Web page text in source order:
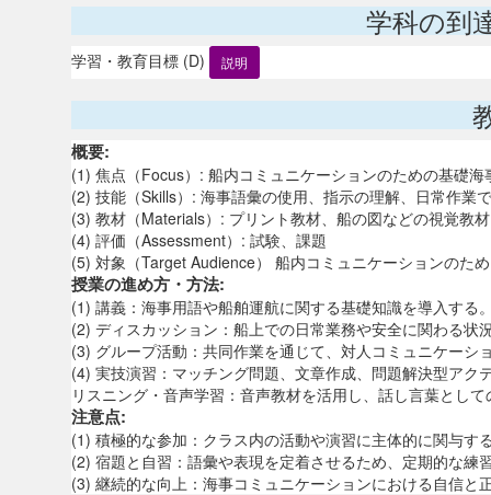
学科の到
学習・教育目標 (D) 説明
概要:
(1) 焦点（Focus）: 船内コミュニケーションのための基礎海
(2) 技能（Skills）: 海事語彙の使用、指示の理解、日常作業
(3) 教材（Materials）: プリント教材、船の図などの視覚教
(4) 評価（Assessment）: 試験、課題
(5) 対象（Target Audience） 船内コミュニケーションのた
授業の進め方・方法:
(1) 講義：海事用語や船舶運航に関する基礎知識を導入する
(2) ディスカッション：船上での日常業務や安全に関わる状
(3) グループ活動：共同作業を通じて、対人コミュニケーシ
(4) 実技演習：マッチング問題、文章作成、問題解決型アク
リスニング・音声学習：音声教材を活用し、話し言葉とし
注意点:
(1) 積極的な参加：クラス内の活動や演習に主体的に関与す
(2) 宿題と自習：語彙や表現を定着させるため、定期的な練
(3) 継続的な向上：海事コミュニケーションにおける自信と